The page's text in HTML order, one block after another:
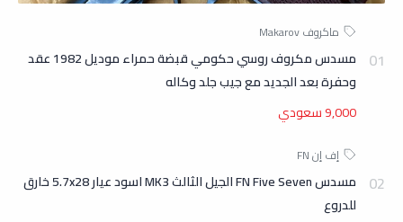
مسدس مكروف روسي حكومي قبضة حمراء موديل 1982 عقد
وحفرة بعد الجديد مع جيب جلد وكاله
9,000 سعودي
مسدس FN Five Seven الجيل الثالث MK3 اسود عيار 5.7x28 خارق
للدروع